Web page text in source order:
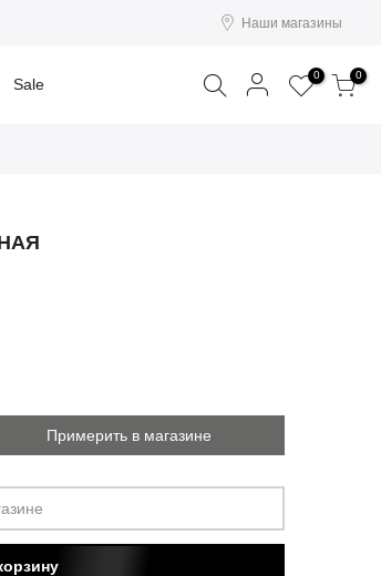
Наши магазины
Sale Поиск 0 0
Примерить в магазине